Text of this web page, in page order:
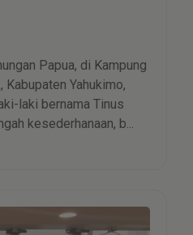
Papua, di Kampung
Yahukimo,
laki bernama Tinus
kesederhanaan, b...